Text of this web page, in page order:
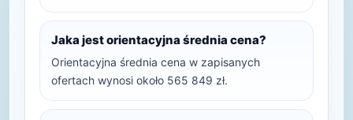
Jaka jest orientacyjna średnia cena?
Orientacyjna średnia cena w zapisanych
ofertach wynosi około 565 849 zł.